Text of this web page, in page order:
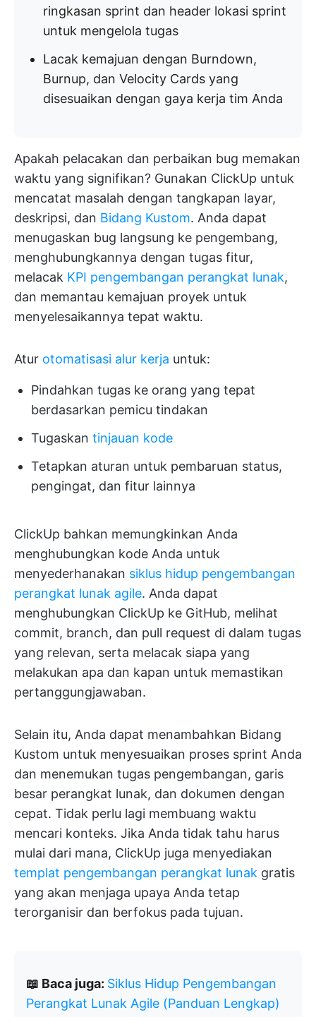
ringkasan sprint dan header lokasi sprint
untuk mengelola tugas
Lacak kemajuan dengan Burndown,
Burnup, dan Velocity Cards yang
disesuaikan dengan gaya kerja tim Anda
Apakah pelacakan dan perbaikan bug memakan
waktu yang signifikan? Gunakan ClickUp untuk
mencatat masalah dengan tangkapan layar,
deskripsi, dan Bidang Kustom. Anda dapat
menugaskan bug langsung ke pengembang,
menghubungkannya dengan tugas fitur,
melacak KPI pengembangan perangkat lunak,
dan memantau kemajuan proyek untuk
menyelesaikannya tepat waktu.
Atur otomatisasi alur kerja untuk:
Pindahkan tugas ke orang yang tepat
berdasarkan pemicu tindakan
Tugaskan tinjauan kode
Tetapkan aturan untuk pembaruan status,
pengingat, dan fitur lainnya
ClickUp bahkan memungkinkan Anda
menghubungkan kode Anda untuk
menyederhanakan siklus hidup pengembangan
perangkat lunak agile. Anda dapat
menghubungkan ClickUp ke GitHub, melihat
commit, branch, dan pull request di dalam tugas
yang relevan, serta melacak siapa yang
melakukan apa dan kapan untuk memastikan
pertanggungjawaban.
Selain itu, Anda dapat menambahkan Bidang
Kustom untuk menyesuaikan proses sprint Anda
dan menemukan tugas pengembangan, garis
besar perangkat lunak, dan dokumen dengan
cepat. Tidak perlu lagi membuang waktu
mencari konteks. Jika Anda tidak tahu harus
mulai dari mana, ClickUp juga menyediakan
templat pengembangan perangkat lunak gratis
yang akan menjaga upaya Anda tetap
terorganisir dan berfokus pada tujuan.
📖 Baca juga: Siklus Hidup Pengembangan
Perangkat Lunak Agile (Panduan Lengkap)